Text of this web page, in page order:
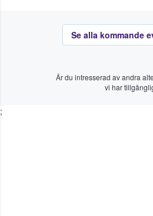
Se alla kommande
Är du intresserad av andra
vi har
;